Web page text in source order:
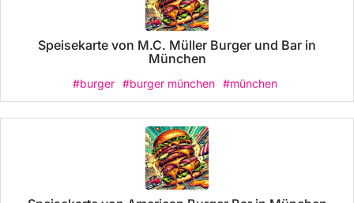
Speisekarte von M.C. Müller Burger und Bar in
München
#burger #burger münchen #münchen